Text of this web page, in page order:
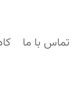
تماس با ما